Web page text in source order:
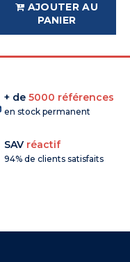
AJOUTER AU
PANIER
+ de 5000 références
en stock permanent
SAV réactif
94% de clients satisfaits